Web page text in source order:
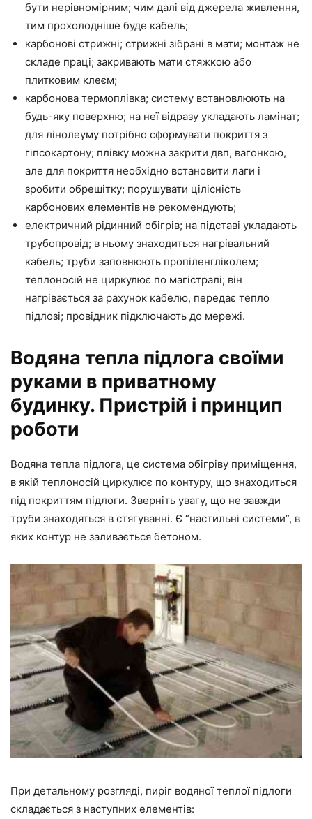
бути нерівномірним; чим далі від джерела живлення,
тим прохолодніше буде кабель;
карбонові стрижні; стрижні зібрані в мати; монтаж не
складе праці; закривають мати стяжкою або
плитковим клеєм;
карбонова термоплівка; систему встановлюють на
будь-яку поверхню; на неї відразу укладають ламінат;
для лінолеуму потрібно сформувати покриття з
гіпсокартону; плівку можна закрити двп, вагонкою,
але для покриття необхідно встановити лаги і
зробити обрешітку; порушувати цілісність
карбонових елементів не рекомендують;
електричний рідинний обігрів; на підставі укладають
трубопровід; в ньому знаходиться нагрівальний
кабель; труби заповнюють пропіленгліколем;
теплоносій не циркулює по магістралі; він
нагрівається за рахунок кабелю, передає тепло
підлозі; провідник підключають до мережі.
Водяна тепла підлога своїми
руками в приватному
будинку. Пристрій і принцип
роботи
Водяна тепла підлога, це система обігріву приміщення,
в якій теплоносій циркулює по контуру, що знаходиться
під покриттям підлоги. Зверніть увагу, що не завжди
труби знаходяться в стягуванні. Є “настильні системи”, в
яких контур не заливається бетоном.
При детальному розгляді, пиріг водяної теплої підлоги
складається з наступних елементів: